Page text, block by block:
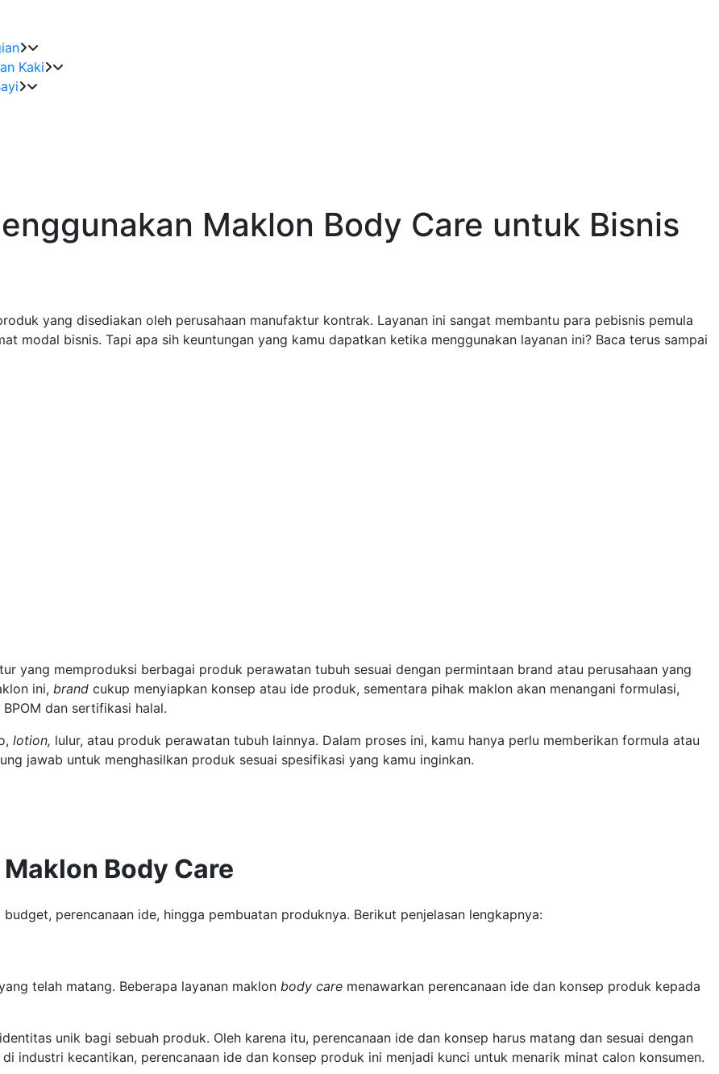
Kaki
Maklon Body Care untuk Bisnis
yang disediakan oleh perusahaan manufaktur kontrak. Layanan ini sangat membantu para pebisnis pemula
modal bisnis. Tapi apa sih keuntungan yang kamu dapatkan ketika menggunakan layanan ini? Baca terus sampai
yang memproduksi berbagai produk perawatan tubuh sesuai dengan permintaan brand atau perusahaan yang
ini, brand cukup menyiapkan konsep atau ide produk, sementara pihak maklon akan menangani formulasi,
dan sertifikasi halal.
lotion, lulur, atau produk perawatan tubuh lainnya. Dalam proses ini, kamu hanya perlu memberikan formula atau
jawab untuk menghasilkan produk sesuai spesifikasi yang kamu inginkan.
Body Care
perencanaan ide, hingga pembuatan produknya. Berikut penjelasan lengkapnya:
telah matang. Beberapa layanan maklon body care menawarkan perencanaan ide dan konsep produk kepada
unik bagi sebuah produk. Oleh karena itu, perencanaan ide dan konsep harus matang dan sesuai dengan
industri kecantikan, perencanaan ide dan konsep produk ini menjadi kunci untuk menarik minat calon konsumen.